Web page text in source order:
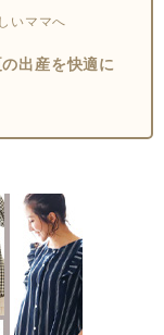
いママへ
出産を快適に